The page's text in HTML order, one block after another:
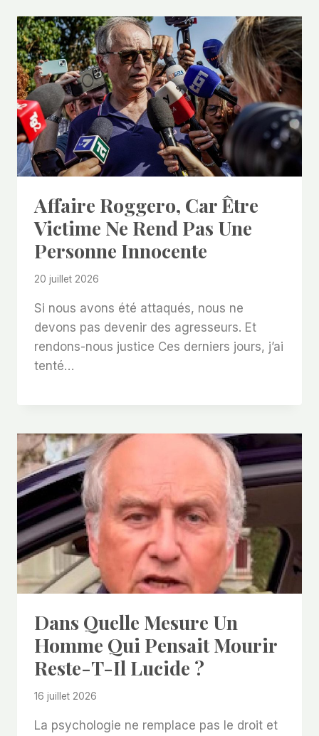
Affaire Roggero, Car Être
Victime Ne Rend Pas Une
Personne Innocente
20 juillet 2026
Si nous avons été attaqués, nous ne
devons pas devenir des agresseurs. Et
rendons-nous justice Ces derniers jours, j’ai
tenté…
Dans Quelle Mesure Un
Homme Qui Pensait Mourir
Reste-T-Il Lucide ?
16 juillet 2026
La psychologie ne remplace pas le droit et